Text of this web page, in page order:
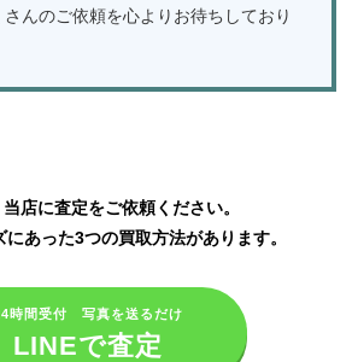
んのご依頼を心よりお待ちしており
店に査定をご依頼ください。
あった3つの買取方法があります。
時間受付 写真を送るだけ
LINEで査定